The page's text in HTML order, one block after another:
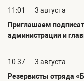
11:01
3 августа
Приглашаем
администрации и
10:37
3 августа
Резервисты отряда